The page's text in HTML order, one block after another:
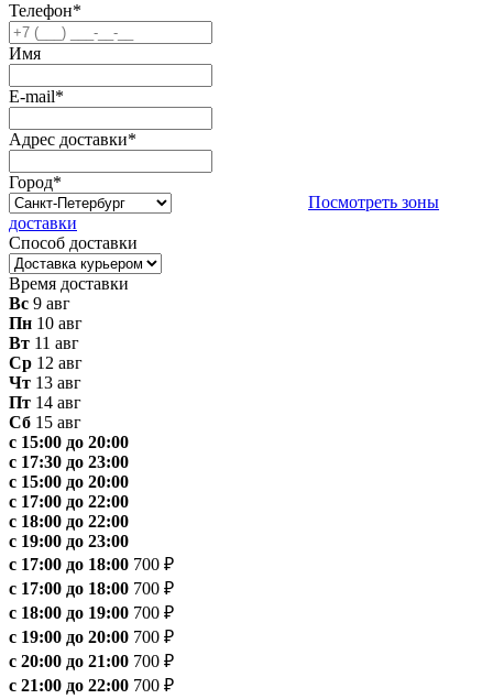
Телефон*
Имя
E-mail*
Адрес доставки*
Город*
Посмотреть зоны
доставки
Способ доставки
Время доставки
Вс 9 авг
Пн 10 авг
Вт 11 авг
Ср 12 авг
Чт 13 авг
Пт 14 авг
Сб 15 авг
с 15:00 до 20:00
с 17:30 до 23:00
с 15:00 до 20:00
с 17:00 до 22:00
с 18:00 до 22:00
с 19:00 до 23:00
с 17:00 до 18:00 700 ₽
с 17:00 до 18:00 700 ₽
с 18:00 до 19:00 700 ₽
с 19:00 до 20:00 700 ₽
с 20:00 до 21:00 700 ₽
с 21:00 до 22:00 700 ₽